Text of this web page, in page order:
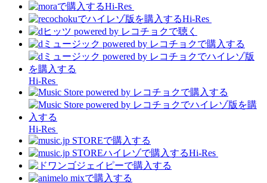
Hi-Res
Hi-Res
Hi-Res
Hi-Res
Hi-Res